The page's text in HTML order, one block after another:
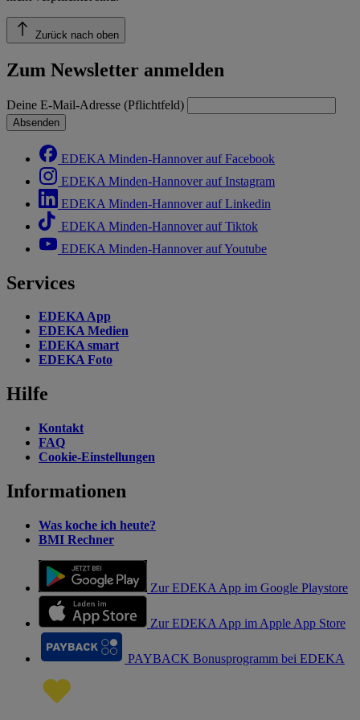
Zurück nach oben
Zum Newsletter anmelden
Deine E-Mail-Adresse (Pflichtfeld)
Absenden
EDEKA Minden-Hannover auf Facebook
EDEKA Minden-Hannover auf Instagram
EDEKA Minden-Hannover auf Linkedin
EDEKA Minden-Hannover auf Tiktok
EDEKA Minden-Hannover auf Youtube
Services
EDEKA App
EDEKA Medien
EDEKA smart
EDEKA Foto
Hilfe
Kontakt
FAQ
Cookie-Einstellungen
Informationen
Was koche ich heute?
BMI Rechner
Zur EDEKA App im Google Playstore
Zur EDEKA App im Apple App Store
PAYBACK Bonusprogramm bei EDEKA